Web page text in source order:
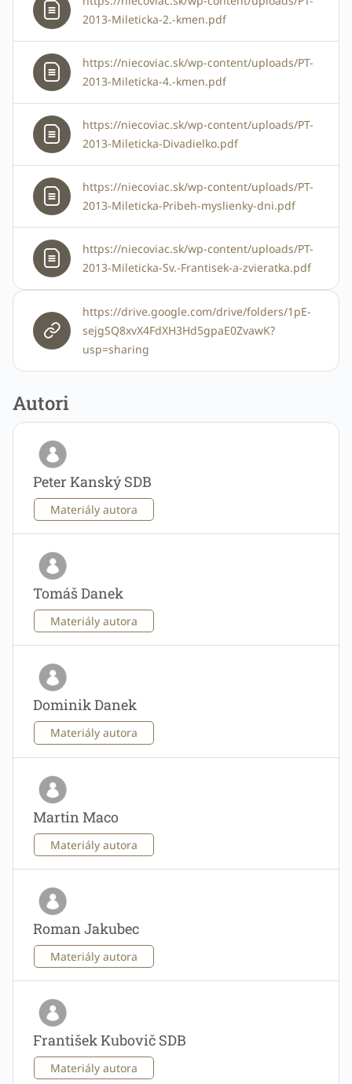
2013-Mileticka-2.-kmen.pdf
https://niecoviac.sk/wp-content/uploads/PT-
2013-Mileticka-4.-kmen.pdf
https://niecoviac.sk/wp-content/uploads/PT-
2013-Mileticka-Divadielko.pdf
https://niecoviac.sk/wp-content/uploads/PT-
2013-Mileticka-Pribeh-myslienky-dni.pdf
https://niecoviac.sk/wp-content/uploads/PT-
2013-Mileticka-Sv.-Frantisek-a-zvieratka.pdf
https://drive.google.com/drive/folders/1pE-
sejgSQ8xvX4FdXH3Hd5gpaE0ZvawK?
usp=sharing
Autori
Peter Kanský SDB
Materiály autora
Tomáš Danek
Materiály autora
Dominik Danek
Materiály autora
Martin Maco
Materiály autora
Roman Jakubec
Materiály autora
František Kubovič SDB
Materiály autora